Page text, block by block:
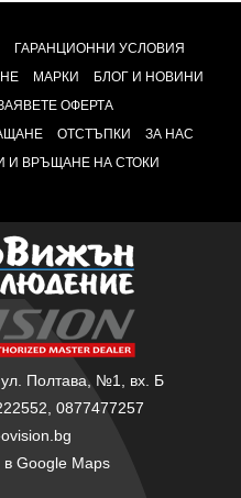
ГАРАНЦИОННИ УСЛОВИЯ
МАРКИ
БЛОГ И НОВИНИ
ОФЕРТА
ОТСТЪПКИ
ЗА НАС
И ВРЪЩАНЕ НА СТОКИ
Полтава, №1, вх. Б
0877477257
Google Maps